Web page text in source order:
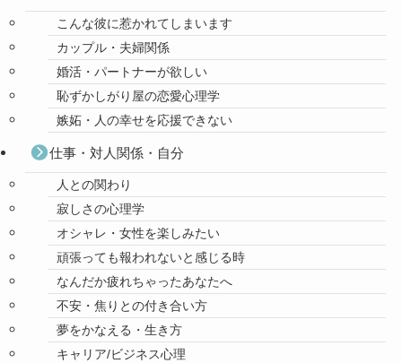
こんな彼に惹かれてしまいます
カップル・夫婦関係
婚活・パートナーが欲しい
恥ずかしがり屋の恋愛心理学
嫉妬・人の幸せを応援できない
仕事・対人関係・自分
人との関わり
寂しさの心理学
オシャレ・女性を楽しみたい
頑張っても報われないと感じる時
なんだか疲れちゃったあなたへ
不安・焦りとの付き合い方
夢をかなえる・生き方
キャリア/ビジネス心理